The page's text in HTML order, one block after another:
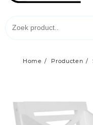
Home Producten